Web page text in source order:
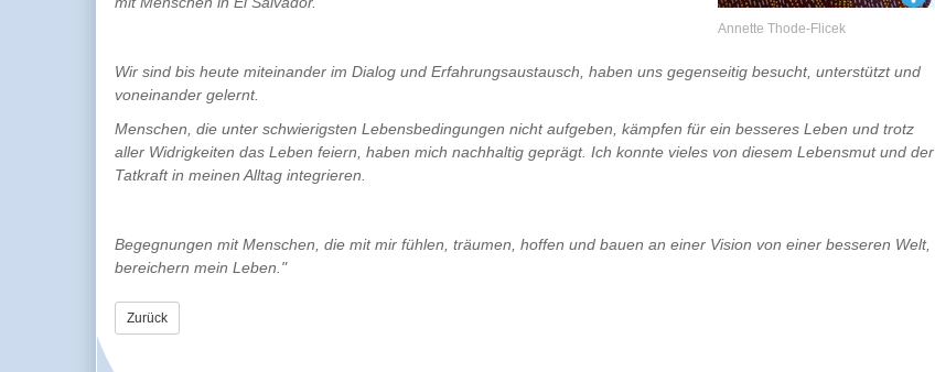
Annette Thode-Flicek
Wir sind bis heute miteinander im Dialog und Erfahrungsaustausch, haben uns gegenseitig besucht, unterstützt und
voneinander gelernt.
Menschen, die unter schwierigsten Lebensbedingungen nicht aufgeben, kämpfen für ein besseres Leben und trotz
aller Widrigkeiten das Leben feiern, haben mich nachhaltig geprägt. Ich konnte vieles von diesem Lebensmut und der
Tatkraft in meinen Alltag integrieren.
Begegnungen mit Menschen, die mit mir fühlen, träumen, hoffen und bauen an einer Vision von einer besseren Welt,
bereichern mein Leben."
Zurück